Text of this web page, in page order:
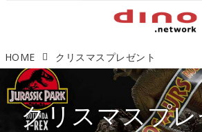
HOME クリスマスプレゼント
クリスマスプレ